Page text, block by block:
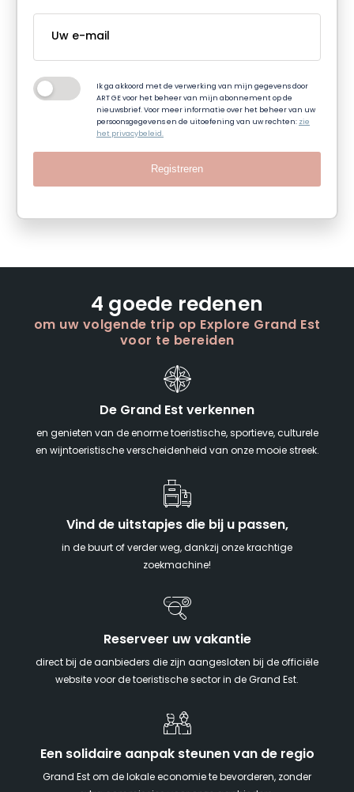
Ik ga akkoord met de verwerking van mijn gegevens door
ART GE voor het beheer van mijn abonnement op de
nieuwsbrief. Voor meer informatie over het beheer van uw
persoonsgegevens en de uitoefening van uw rechten: zie
het privacybeleid.
Registreren
4 goede redenen
om uw volgende trip op Explore Grand Est
voor te bereiden
De Grand Est verkennen
en genieten van de enorme toeristische, sportieve, culturele
en wijntoeristische verscheidenheid van onze mooie streek.
Vind de uitstapjes die bij u passen,
in de buurt of verder weg, dankzij onze krachtige
zoekmachine!
Reserveer uw vakantie
direct bij de aanbieders die zijn aangesloten bij de officiële
website voor de toeristische sector in de Grand Est.
Een solidaire aanpak steunen van de regio
Grand Est om de lokale economie te bevorderen, zonder